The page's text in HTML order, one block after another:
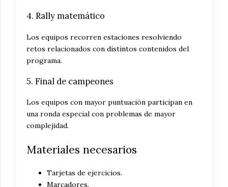
4. Rally matemático
Los equipos recorren estaciones resolviendo
retos relacionados con distintos contenidos del
programa.
5. Final de campeones
Los equipos con mayor puntuación participan en
una ronda especial con problemas de mayor
complejidad.
Materiales necesarios
Tarjetas de ejercicios.
Marcadores.